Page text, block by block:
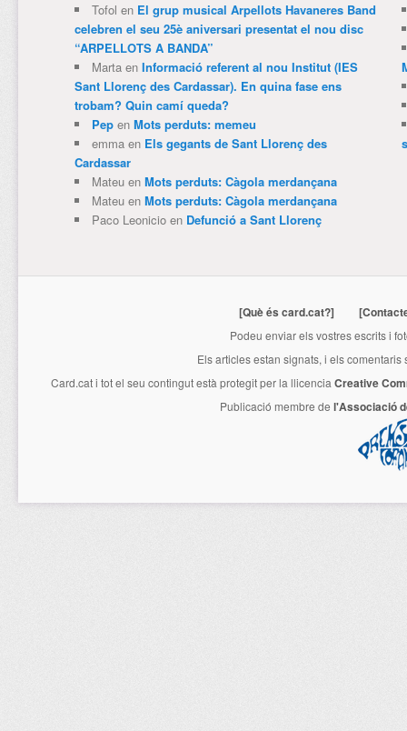
Tofol en El grup musical Arpellots Havaneres Band
celebren el seu 25è aniversari presentat el nou disc
“ARPELLOTS A BANDA”
Martaen Informació referent al nou Institut (IES
Sant Llorenç des Cardassar). En quina fase ens
trobam? Quin camí queda?
Pepen Mots perduts: memeu
emmaen Els gegants de Sant Llorenç des
Cardassar
Mateuen Mots perduts: Càgola merdançana
Mateuen Mots perduts: Càgola merdançana
Paco Leonicioen Defunció a Sant Llorenç
[Què és card.cat?]
Podeu enviar els vostres escrits i
Els articles estan signats, i els
Card.cati tot el seu contingut està protegit per la llicencia Creative
Publicació membre de l'Associació